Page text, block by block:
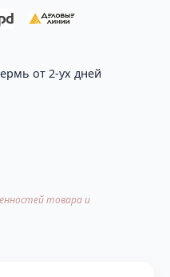
от 2-ух дней
товара и